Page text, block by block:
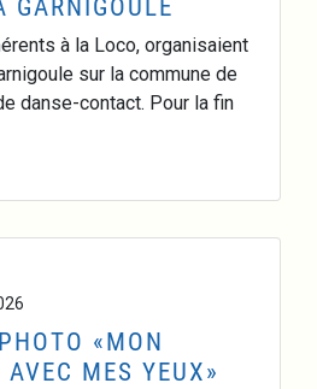
GARNIGOULE
à la Loco, organisaient
sur la commune de
danse-contact. Pour la fin
«MON
MES YEUX»